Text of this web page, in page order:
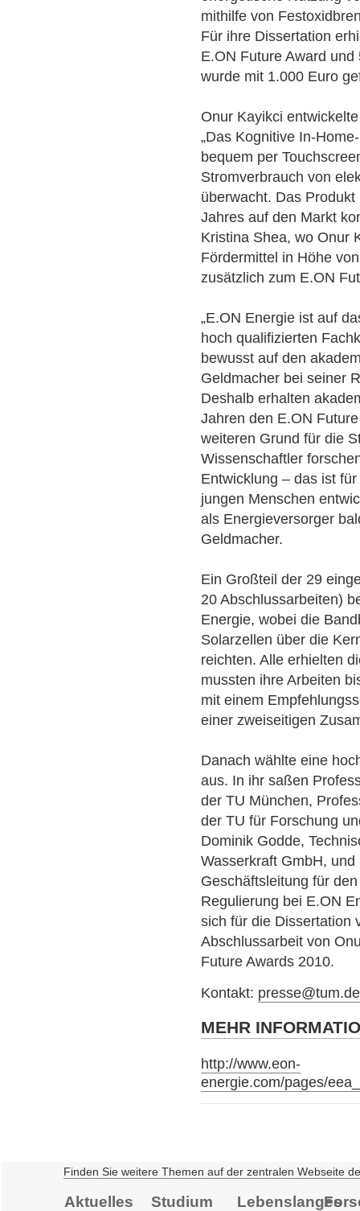
mithilfe von
Für ihre Dissertation
E.ON Future Award
wurde mit 1.000 Euro
Onur Kayikci
„Das Kognitive In-
bequem per
Stromverbrauch von
überwacht. Das
Jahres auf den Markt
Kristina Shea, wo Onur
Fördermittel in Höhe
zusätzlich zum E.ON
„E.ON Energie ist auf
hoch qualifizierten
bewusst auf den
Geldmacher bei seiner
Deshalb erhalten
Jahren den E.ON
weiteren Grund für die
Wissenschaftler
Entwicklung – das ist
jungen Menschen
als Energieversorger
Geldmacher.
Ein Großteil der 29
20 Abschlussarbeiten)
Energie, wobei die
Solarzellen über die
reichten. Alle erhielten
mussten ihre Arbeiten
mit einem
einer zweiseitigen
Danach wählte eine
aus. In ihr saßen
der TU München,
der TU für Forschung
Dominik Godde,
Wasserkraft GmbH,
Geschäftsleitung für
Regulierung bei E.ON
sich für die Dissertation
Abschlussarbeit von
Future Awards 2010.
Kontakt: presse@tum.de
MEHR
http://www.eon-
energie.com/pages/
Finden Sie weitere Themen auf der zentralen Webseite
Aktuelles Studium
Lebenslanges